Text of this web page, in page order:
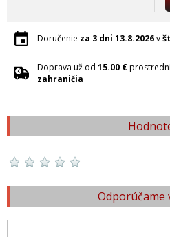
Doručenie za 3 dni 13.8.2026v
Doprava už od 15.00 €
zahraničia
Odporúčame